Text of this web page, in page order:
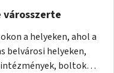
a helyeken, ahol a
belvárosi helyeken,
boltok